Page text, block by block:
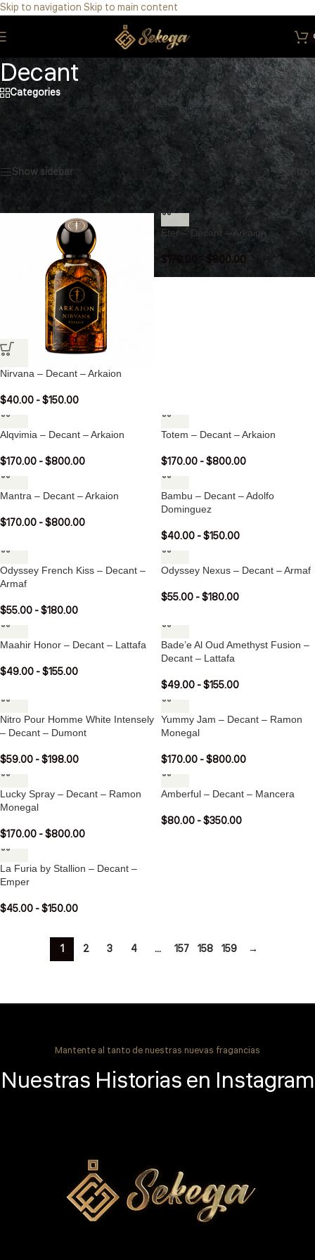
Skip to navigation Skip to main content
Eres de GDL Utiliza el método CASABLANCA
33 3971 8747
Decant
Categories
Decant Mostrando 1–15 de 2384 resultados
Show sidebar Filtros
Nirvana – Decant – Arkaion
$40.00 -$150.00
Eter – Decant – Arkaion
$170.00 - $800.00
Alqvimia – Decant – Arkaion
$170.00 -$800.00
Totem – Decant – Arkaion
$170.00 -$800.00
Mantra – Decant – Arkaion
$170.00 -$800.00
Bambu – Decant – Adolfo
Dominguez
$40.00 -$150.00
Odyssey French Kiss – Decant –
Armaf
$55.00 -$180.00
Odyssey Nexus – Decant – Armaf
$55.00 -$180.00
Maahir Honor – Decant – Lattafa
$49.00 -$155.00
Bade’e Al Oud Amethyst Fusion –
Decant – Lattafa
$49.00 -$155.00
Nitro Pour Homme White Intensely
– Decant – Dumont
$59.00 -$198.00
Yummy Jam – Decant – Ramon
Monegal
$170.00 -$800.00
Lucky Spray – Decant – Ramon
Monegal
$170.00 -$800.00
Amberful – Decant – Mancera
$80.00 -$350.00
La Furia by Stallion – Decant –
Emper
$45.00 -$150.00
1 2 3 4 … 157 158 159 →
Mantente al tanto de nuestras nuevas fragancias
Nuestras Historias en Instagram